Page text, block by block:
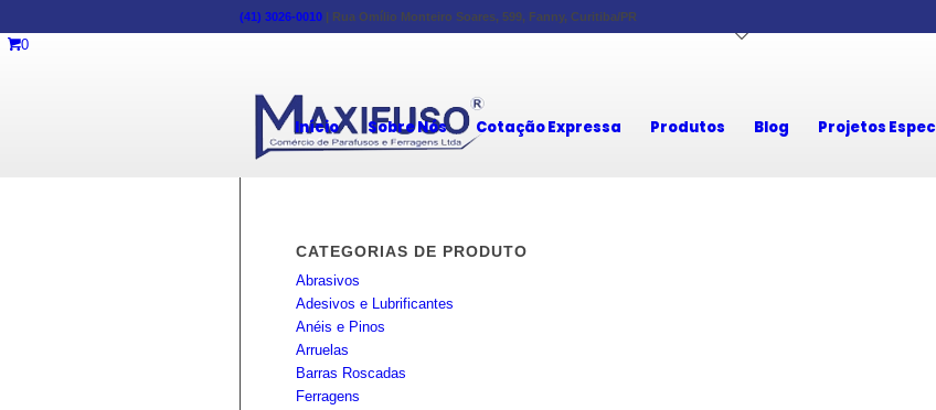
(41) 3026-0010 | Rua Omílio Monteiro Soares, 599, Fanny, Curitiba/PR
0
Início Sobre Nós Cotação Expressa Produtos Blog Projetos
CATEGORIAS DE PRODUTO
Abrasivos
Adesivos e Lubrificantes
Anéis e Pinos
Arruelas
Barras Roscadas
Ferragens